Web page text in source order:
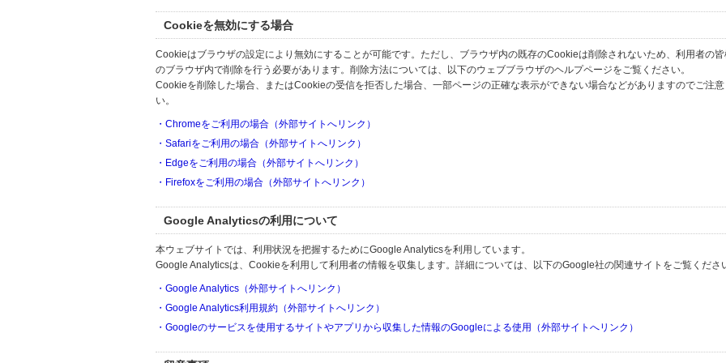
Cookieを無効にする場合
Cookieはブラウザの設定により無効にすることが可能です。ただし、ブラウザ内の既存のCookieは削除されないため、利用者の
のブラウザ内で削除を行う必要があります。削除方法については、以下のウェブブラウザのヘルプページをご覧ください。
Cookieを削除した場合、またはCookieの受信を拒否した場合、一部ページの正確な表示ができない場合などがありますのでご注意
い。
・Chromeをご利用の場合（外部サイトへリンク）
・Safariをご利用の場合（外部サイトへリンク）
・Edgeをご利用の場合（外部サイトへリンク）
・Firefoxをご利用の場合（外部サイトへリンク）
Google Analyticsの利用について
本ウェブサイトでは、利用状況を把握するためにGoogle Analyticsを利用しています。
Google Analyticsは、Cookieを利用して利用者の情報を収集します。詳細については、以下のGoogle社の関連サイトをご覧くださ
・Google Analytics（外部サイトへリンク）
・Google Analytics利用規約（外部サイトへリンク）
・Googleのサービスを使用するサイトやアプリから収集した情報のGoogleによる使用（外部サイトへリンク）